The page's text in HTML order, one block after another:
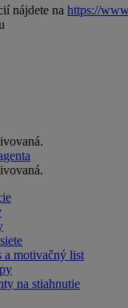
nájdete na https://
a motivačný list
na stiahnutie